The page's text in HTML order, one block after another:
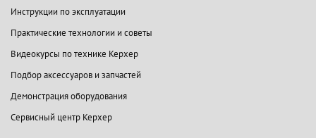
Инструкции по эксплуатации
Практические технологии и советы
Видеокурсы по технике Керхер
Подбор аксессуаров и запчастей
Демонстрация оборудования
Сервисный центр Керхер